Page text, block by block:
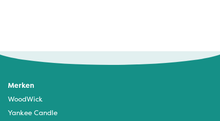
Merken
WoodWick
Yankee Candle